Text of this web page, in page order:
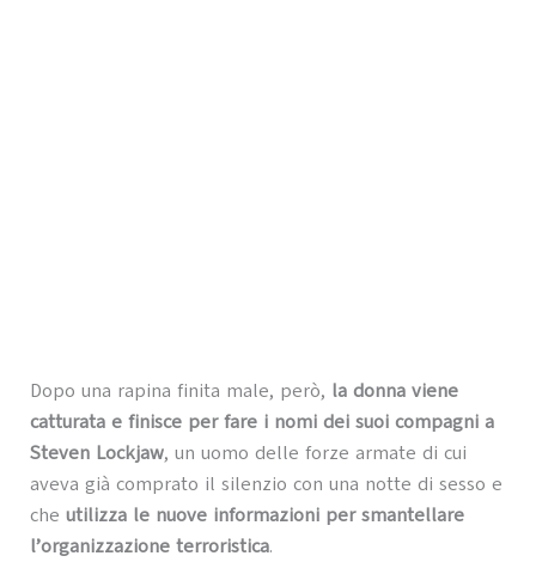
Dopo una rapina finita male, però, la donna viene
catturata e finisce per fare i nomi dei suoi compagni a
Steven Lockjaw, un uomo delle forze armate di cui
aveva già comprato il silenzio con una notte di sesso e
che utilizza le nuove informazioni per smantellare
l’organizzazione terroristica.